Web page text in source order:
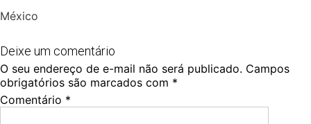
México
Deixe um comentário
O seu endereço de e-mail não será publicado. Campos
obrigatórios são marcados com *
Comentário *